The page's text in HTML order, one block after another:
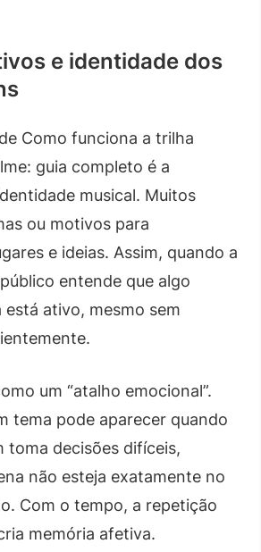
e identidade dos
Como funciona a trilha
guia completo é a
musical. Muitos
ou motivos para
e ideias. Assim, quando a
entende que algo
está ativo, mesmo sem
um “atalho emocional”.
tema pode aparecer quando
toma decisões difíceis,
não esteja exatamente no
Com o tempo, a repetição
memória afetiva.